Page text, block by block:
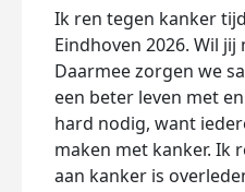
Ik ren tegen kanker
Eindhoven 2026. Wil
Daarmee zorgen we
een beter leven met
hard nodig, want
maken met kanker. Ik
aan kanker is